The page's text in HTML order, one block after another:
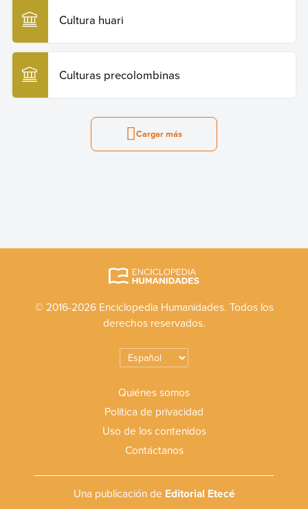
Cultura huari
Culturas precolombinas
Cargar más
© 2016-2026 Enciclopedia Humanidades. Todos los
derechos reservados.
Quiénes somos
Política de privacidad
Uso de los contenidos
Contáctanos
Una publicación de Editorial Etecé